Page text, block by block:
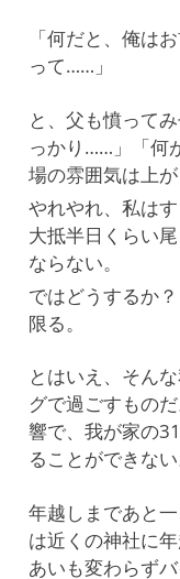
「何だと、俺は
って……」
と、父も憤って
っかり……」「何
場の雰囲気は上が
やれやれ、私は
大抵半日くらい
ならない。
ではどうするか
限る。
とはいえ、そん
グで過ごすもの
響で、我が家の
ることができな
年越しまであと
は近くの神社に
あいも変わらず